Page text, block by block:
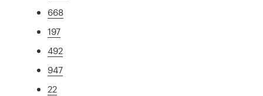
668
197
492
947
22